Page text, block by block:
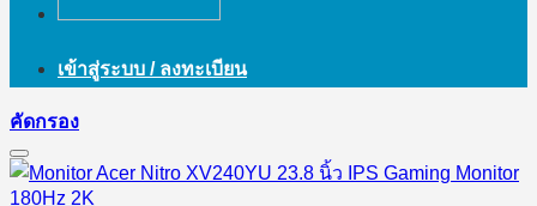
เข้าสู่ระบบ / ลงทะเบียน
คัดกรอง